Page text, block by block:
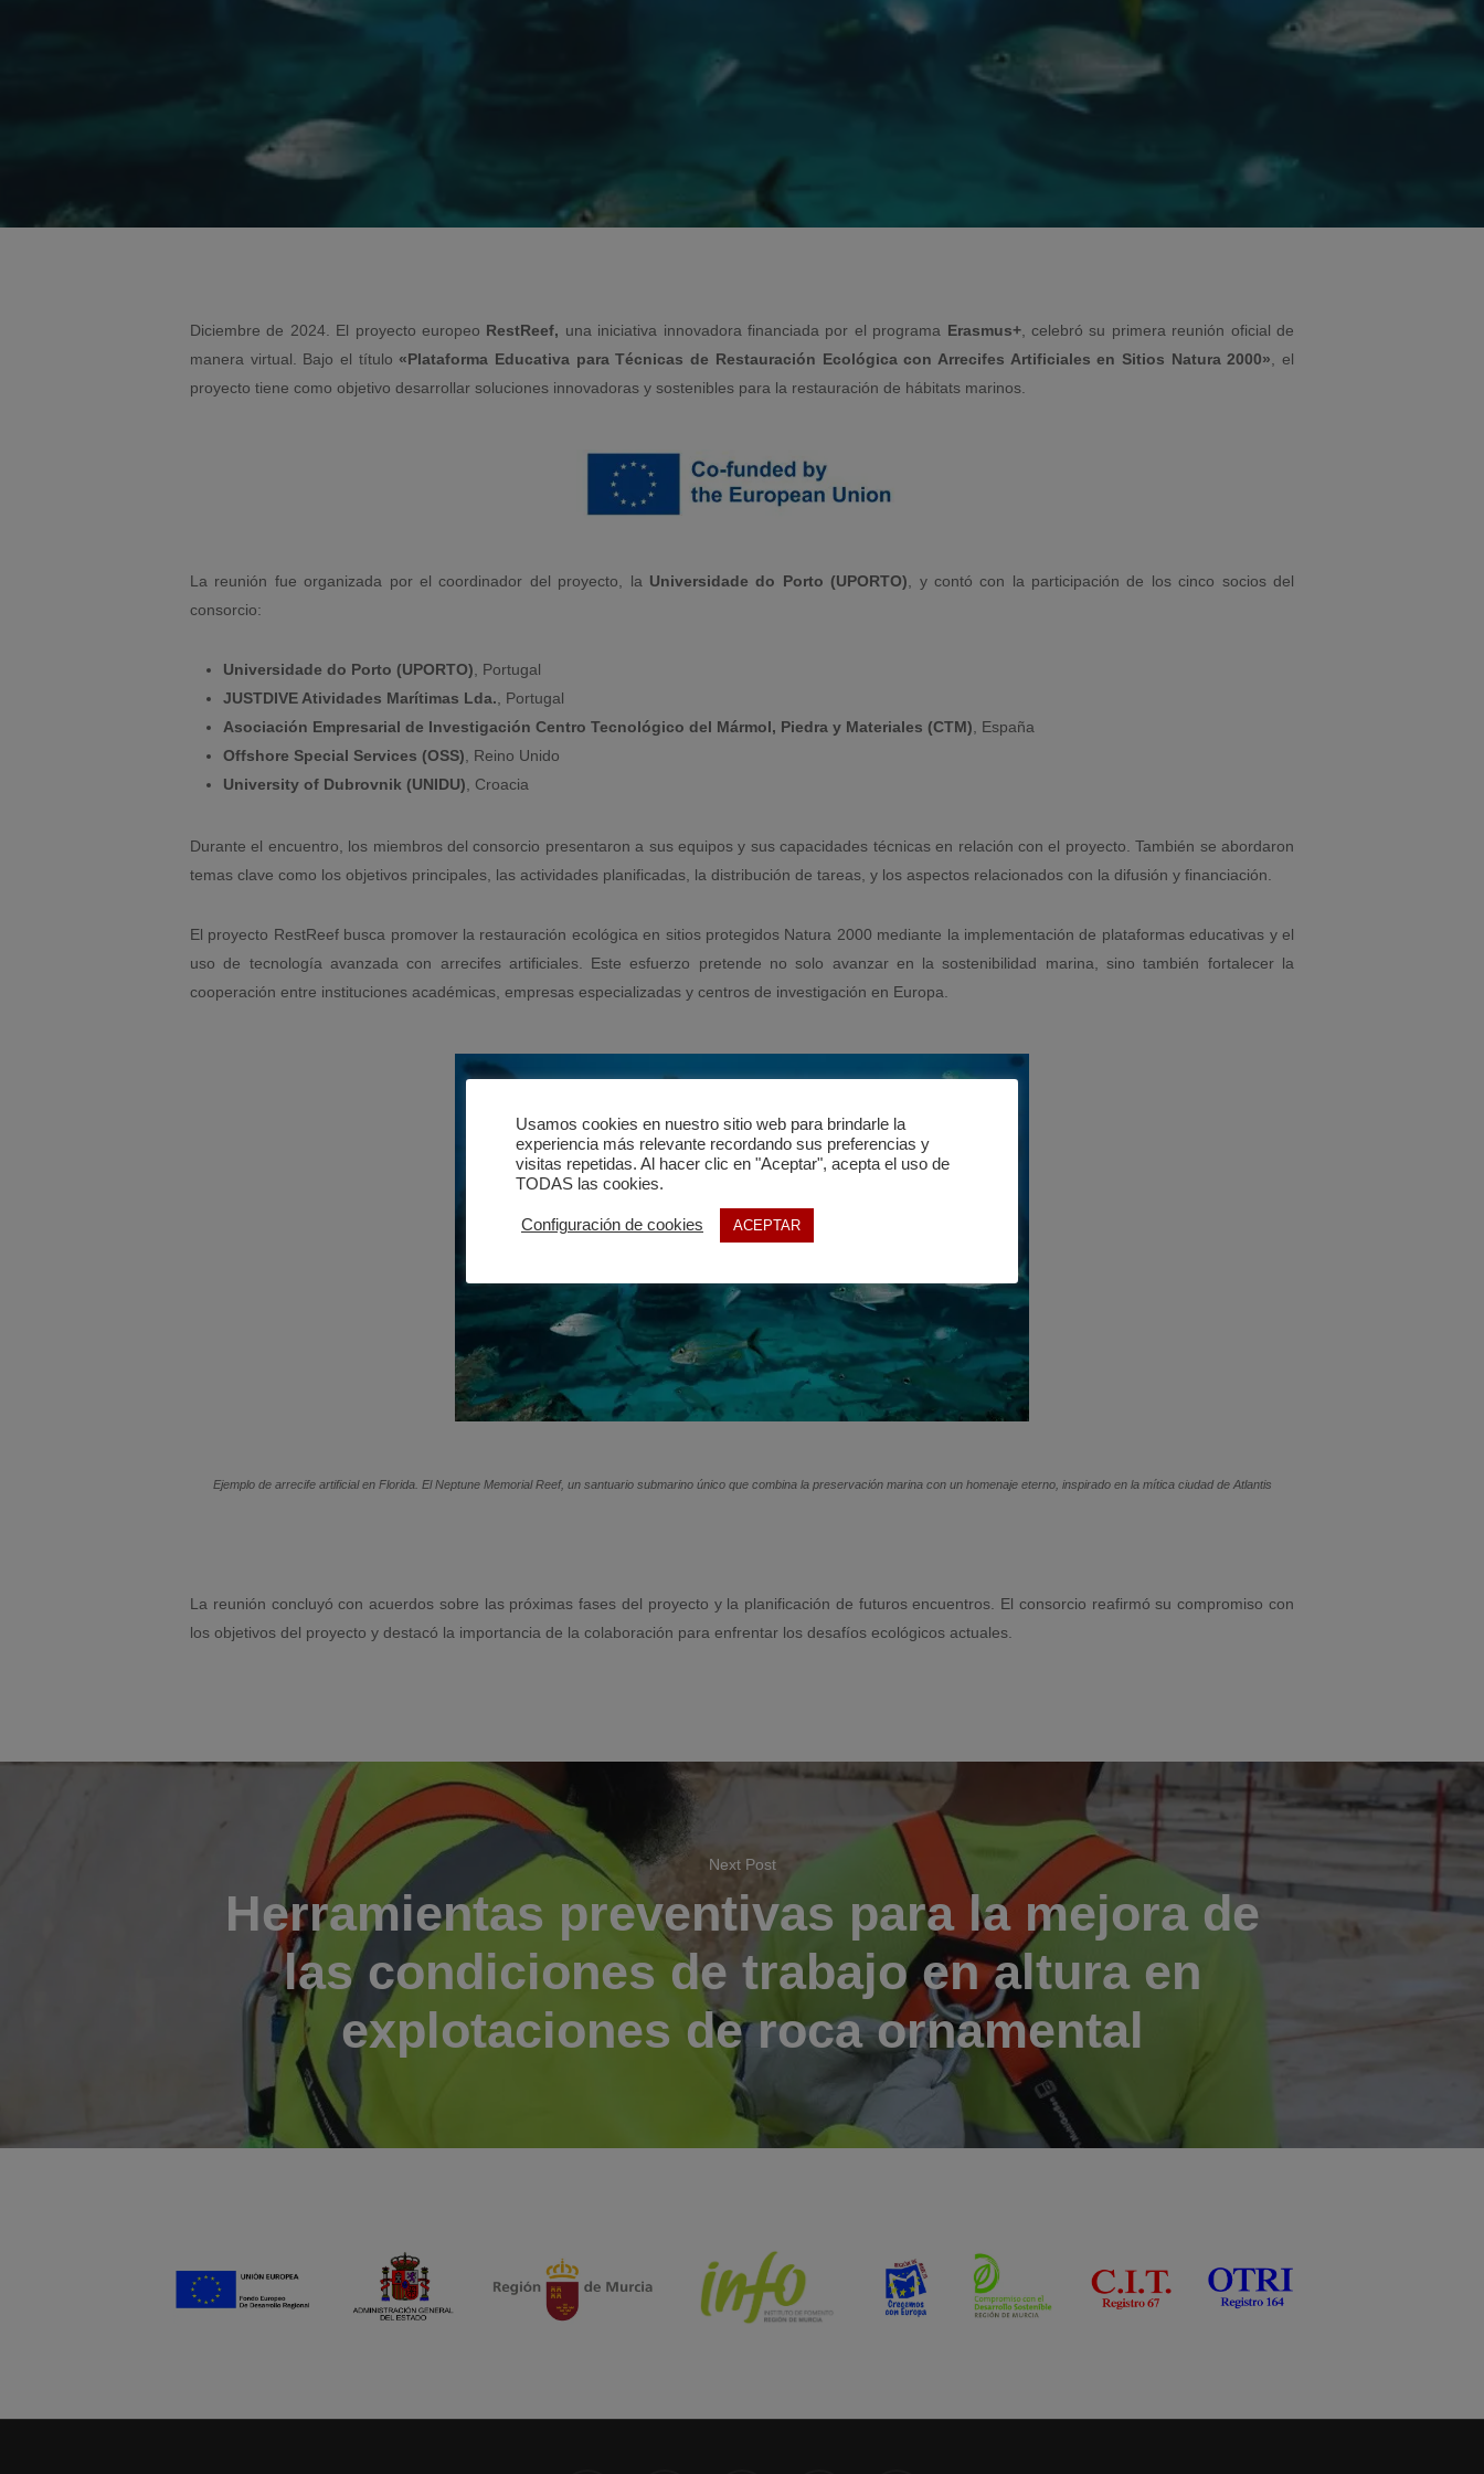
Diciembre de 2024. El proyecto europeo RestReef, una iniciativa innovadora financiada por el programa Erasmus+, celebró su primera reunión oficial de
manera virtual. Bajo el título«Plataforma Educativa para Técnicas de Restauración Ecológica con Arrecifes Artificiales en Sitios Natura 2000» , el
proyecto tiene como objetivo desarrollar soluciones innovadoras y sostenibles para la restauración de hábitats marinos.
La reunión fue organizada por el coordinador del proyecto, la Universidade do Porto (UPORTO) , y contó con la participación de los cinco socios del
consorcio:
Universidade do Porto (UPORTO) , Portugal
JUSTDIVE Atividades Marítimas Lda. , Portugal
Asociación Empresarial de Investigación Centro Tecnológico del Mármol, Piedra y Materiales (CTM) , España
Offshore Special Services (OSS) , Reino Unido
University of Dubrovnik (UNIDU) , Croacia
Durante el encuentro, los miembros del consorcio presentaron a sus equipos y sus capacidades técnicas en relación con el proyecto. También se abordaron
temas clave como los objetivos principales, las actividades planificadas, la distribución de tareas, y los aspectos relacionados con la difusión y financiación.
El proyecto RestReef busca promover la restauración ecológica en sitios protegidos Natura 2000 mediante la implementación de plataformas educativas y el
uso de tecnología avanzada con arrecifes artificiales. Este esfuerzo pretende no solo avanzar en la sostenibilidad marina, sino también fortalecer la
cooperación entre instituciones académicas, empresas especializadas y centros de investigación en Europa.
Ejemplo de arrecife artificial en Florida. El Neptune Memorial Reef, un santuario submarino único que combina la preservación marina con un homenaje eterno, inspirado en la mítica ciudad de Atlantis
La reunión concluyó con acuerdos sobre las próximas fases del proyecto y la planificación de futuros encuentros. El consorcio reafirmó su compromiso con
los objetivos del proyecto y destacó la importancia de la colaboración para enfrentar los desafíos ecológicos actuales.
Next Post
Herramientas preventivas para la mejora de
las condiciones de trabajo en altura en
explotaciones de roca ornamental
Usamos cookies en nuestro sitio web para brindarle la
experiencia más relevante recordando sus preferencias y
visitas repetidas. Al hacer clic en "Aceptar", acepta el uso de
TODAS las cookies.
Configuración de cookies ACEPTAR